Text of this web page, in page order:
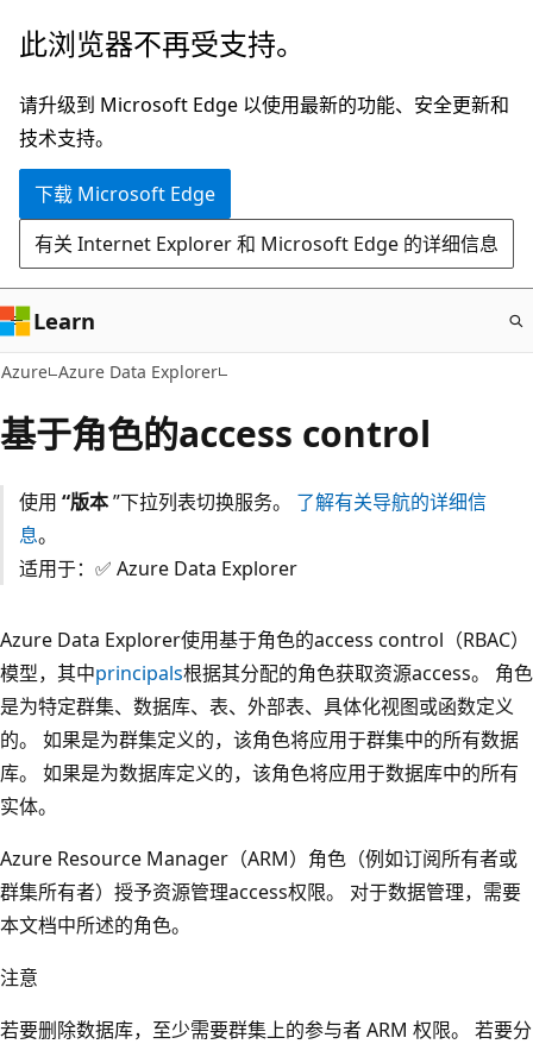
跳
主
要
内
此浏览器不再受支持。
请升级到 Microsoft Edge 以使用最新的功能、安全更新和
技术支持。
下载 Microsoft Edge
有关 Internet Explorer 和 Microsoft Edge 的详细信息
Learn
Azure Azure Data Explorer
基于角色的access control
使用 “版本”下拉列表切换服务。 了解有关导航的详细信
息。
适用于：✅ Azure Data Explorer
Azure Data Explorer使用基于角色的access control（RBAC）
模型，其中principals根据其分配的角色获取资源access。 角色
是为特定群集、数据库、表、外部表、具体化视图或函数定义
的。 如果是为群集定义的，该角色将应用于群集中的所有数据
库。 如果是为数据库定义的，该角色将应用于数据库中的所有
实体。
Azure Resource Manager（ARM）角色（例如订阅所有者或
群集所有者）授予资源管理access权限。 对于数据管理，需要
本文档中所述的角色。
注意
若要删除数据库，至少需要群集上的参与者 ARM 权限。 若要分